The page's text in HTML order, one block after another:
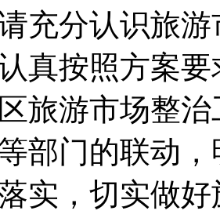
充分认识旅
真按照方案
旅游市场整
部门的联动
实，切实做